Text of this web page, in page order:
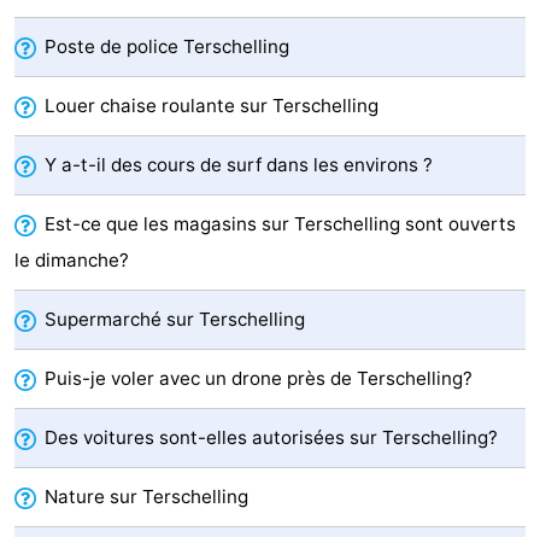
Elements
-
Kaap
West
-
Résidence
Terschelling
-
Strandappartementen
West
Terschelling
-
Tjermelân
Campings
Chambre
d'hôtes
Chaumières
-
De
Riesen
-
Elements
-
Poste de police Terschelling
Louer chaise roulante sur Terschelling
Y a-t-il des cours de surf dans les environs ?
Est-ce que les magasins sur Terschelling sont ouverts
le dimanche?
Supermarché sur Terschelling
Puis-je voler avec un drone près de Terschelling?
Des voitures sont-elles autorisées sur Terschelling?
Nature sur Terschelling